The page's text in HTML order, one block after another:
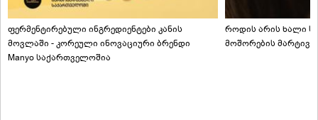
ფერმენტირებული ინგრედიენტები კანის
მოვლაში - კორეული ინოვაციური ბრენდი
Manyo საქართველოშია
როდის არის ხალი
მოშორების